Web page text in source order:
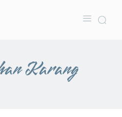
Karang